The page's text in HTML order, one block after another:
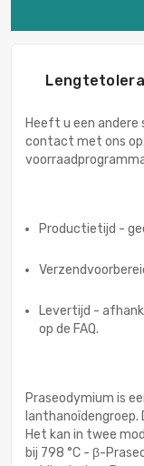
Heeft u een
contact met ons
Productietijd -
Levertijd -
op de FAQ.
Praseodymium is
Het kan in twee
bij 798 °C - β-